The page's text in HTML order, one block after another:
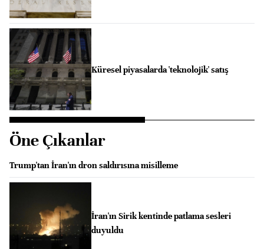
Küresel piyasalarda 'teknolojik' satış
Öne Çıkanlar
Trump'tan İran'ın dron saldırısına misilleme
İran'ın Sirik kentinde patlama sesleri
duyuldu